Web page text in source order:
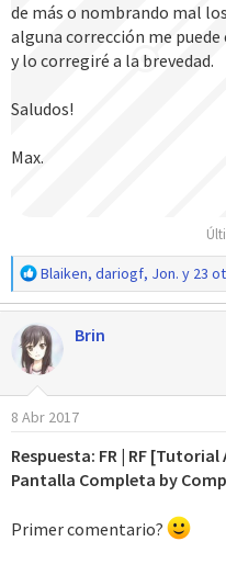
de más o nombrando mal
alguna corrección me
y lo corregiré a la brevedad.
Saludos!
Max.
R
e
a
c
c
i
o
n
s
:
Blaiken, dariogf, Jon. y 23
Brin
8 Abr 2017
Respuesta: FR | RF
Pantalla Completa by
Primer comentario?